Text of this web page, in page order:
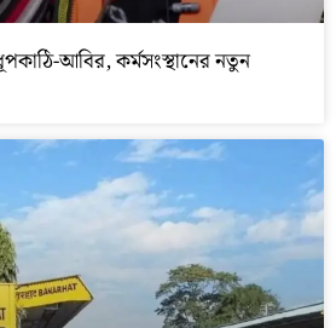
আবির, কর্মসংস্থানের নতুন